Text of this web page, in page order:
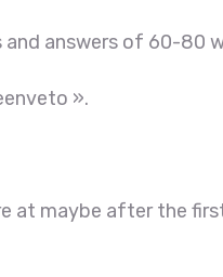
and answers of 60-80
».
at maybe after the